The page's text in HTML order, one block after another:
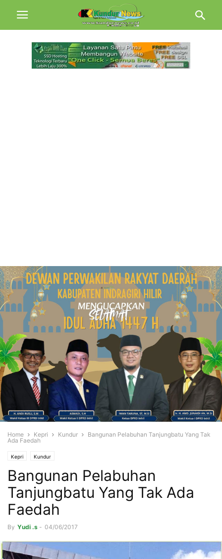
Home Kepri Kundur
Bangunan Pelabuhan Tanjungbatu Yang Tak
Ada Faedah
Kepri Kundur
Bangunan Pelabuhan
Tanjungbatu Yang Tak Ada
Faedah
By Yudi .s - 04/06/2017